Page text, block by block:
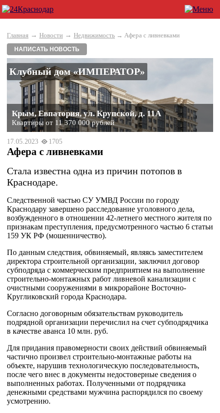
Главная → Новости → Недвижимость → Афера с ливневками
НАПИСАТЬ НОВОСТЬ
Клубный дом «ИМПЕРАТОР»
Крым, Евпатория, ул. Крупской, д. 11А
Квартиры от 11 370 000 рублей
17.05.2023 1705
Афера с ливневками
Стала известна одна из причин потопов в
Краснодаре.
Следственной частью СУ УМВД России по городу
Краснодару завершено расследование уголовного дела,
возбужденного в отношении 42-летнего местного жителя по
признакам преступления, предусмотренного частью 6 статьи
159 УК РФ (мошенничество).
По данным следствия, обвиняемый, являясь заместителем
директора строительной организации, заключил договор
субподряда с коммерческим предприятием на выполнение
строительно-монтажных работ ливневой канализации с
очистными сооружениями в микрорайоне Восточно-
Кругликовский города Краснодара.
Согласно договорным обязательствам руководитель
подрядной организации перечислил на счет субподрядчика
в качестве аванса 10 млн. руб.
Для придания правомерности своих действий обвиняемый
частично произвел строительно-монтажные работы на
объекте, нарушив технологическую последовательность,
после чего внес в документы недостоверные сведения о
выполненных работах. Полученными от подрядчика
денежными средствами мужчина распорядился по своему
усмотрению.